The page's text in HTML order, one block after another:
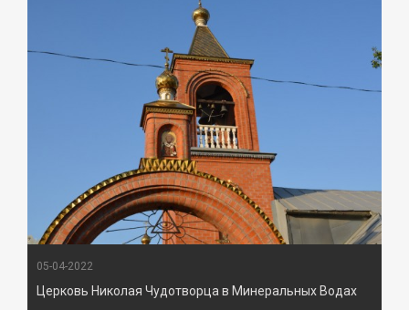
05-04-2022
Церковь Николая Чудотворца в Минеральных Водах